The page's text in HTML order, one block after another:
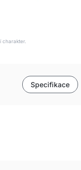
charakter.
Specifikace